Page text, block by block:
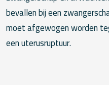
bevallen bij een
moet afgewogen worden
een uterusruptuur.